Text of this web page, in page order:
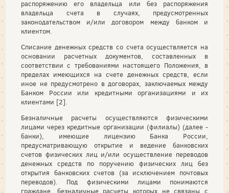
распоряжению его владельца или без распоряжения
владельца счета в случаях, предусмотренных
законодательством и/или договором между банком и
клиентом.
Списание денежных средств со счета осуществляется на
основании расчетных документов, составленных в
соответствии с требованиями настоящего Положения, в
пределах имеющихся на счете денежных средств, если
иное не предусмотрено в договорах, заключаемых между
Банком России или кредитными организациями и их
клиентами [2].
Безналичные расчеты осуществляются физическими
лицами через кредитные организации (филиалы) (далее -
банки), имеющие лицензию Банка России,
предусматривающую открытие и ведение банковских
счетов физических лиц и/или осуществление переводов
денежных средств по поручению физических лиц без
открытия банковских счетов (за исключением почтовых
переводов). Под физическими лицами понимаются
граждане, безналичные расчеты которых не связаны с